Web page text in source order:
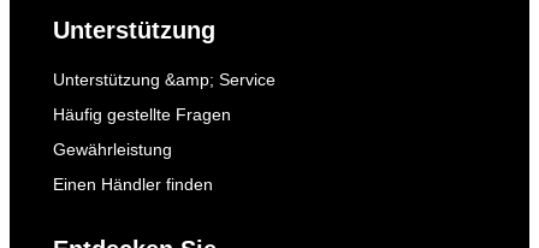
Unterstützung
Unterstützung &amp; Service
Häufig gestellte Fragen
Gewährleistung
Einen Händler finden